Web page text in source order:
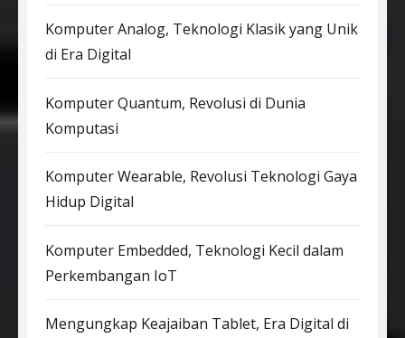
Komputer Analog, Teknologi Klasik yang Unik
di Era Digital
Komputer Quantum, Revolusi di Dunia
Komputasi
Komputer Wearable, Revolusi Teknologi Gaya
Hidup Digital
Komputer Embedded, Teknologi Kecil dalam
Perkembangan IoT
Mengungkap Keajaiban Tablet, Era Digital di